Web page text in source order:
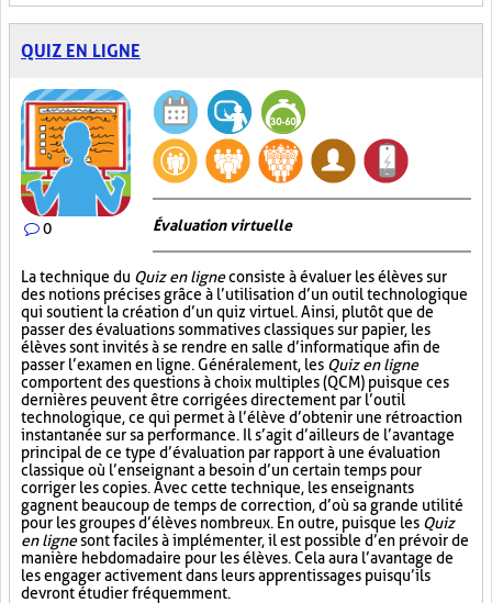
QUIZ EN LIGNE
0 Évaluation virtuelle
La technique du Quiz en ligneconsiste à évaluer les élèves sur
des notions précises grâce à l’utilisation d’un outil technologique
qui soutient la création d’un quiz virtuel. Ainsi, plutôt que de
passer des évaluations sommatives classiques sur papier, les
élèves sont invités à se rendre en salle d’informatique afin de
passer l’examen en ligne. Généralement, les Quiz en ligne
comportent des questions à choix multiples (QCM) puisque ces
dernières peuvent être corrigées directement par l’outil
technologique, ce qui permet à l’élève d’obtenir une rétroaction
instantanée sur sa performance. Il s’agit d’ailleurs de l’avantage
principal de ce type d’évaluation par rapport à une évaluation
classique où l’enseignant a besoin d’un certain temps pour
corriger les copies. Avec cette technique, les enseignants
gagnent beaucoup de temps de correction, d’où sa grande utilité
pour les groupes d’élèves nombreux. En outre, puisque les Quiz
en lignesont faciles à implémenter, il est possible d’en prévoir de
manière hebdomadaire pour les élèves. Cela aura l’avantage de
les engager activement dans leurs apprentissages puisqu’ils
devront étudier fréquemment.